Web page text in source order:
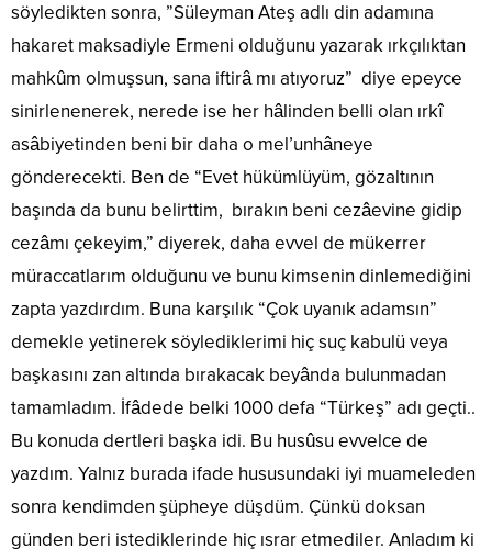
söyledikten sonra, ”Süleyman Ateş adlı din adamına
hakaret maksadiyle Ermeni olduğunu yazarak ırkçılıktan
mahkûm olmuşsun, sana iftirâ mı atıyoruz” diye epeyce
sinirlenenerek, nerede ise her hâlinden belli olan ırkî
asâbiyetinden beni bir daha o mel’unhâneye
gönderecekti. Ben de “Evet hükümlüyüm, gözaltının
başında da bunu belirttim, bırakın beni cezâevine gidip
cezâmı çekeyim,” diyerek, daha evvel de mükerrer
müraccatlarım olduğunu ve bunu kimsenin dinlemediğini
zapta yazdırdım. Buna karşılık “Çok uyanık adamsın”
demekle yetinerek söylediklerimi hiç suç kabulü veya
başkasını zan altında bırakacak beyânda bulunmadan
tamamladım. İfâdede belki 1000 defa “Türkeş” adı geçti..
Bu konuda dertleri başka idi. Bu husûsu evvelce de
yazdım. Yalnız burada ifade hususundaki iyi muameleden
sonra kendimden şüpheye düşdüm. Çünkü doksan
günden beri istediklerinde hiç ısrar etmediler. Anladım ki